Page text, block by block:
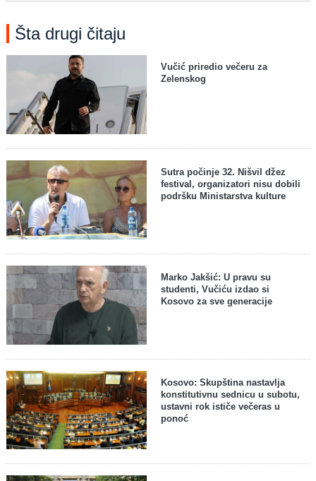
Šta drugi čitaju
Vučić priredio večeru za
Zelenskog
Sutra počinje 32. Nišvil džez
festival, organizatori nisu dobili
podršku Ministarstva kulture
Marko Jakšić: U pravu su
studenti, Vučiću izdao si
Kosovo za sve generacije
Kosovo: Skupština nastavlja
konstitutivnu sednicu u subotu,
ustavni rok ističe večeras u
ponoć